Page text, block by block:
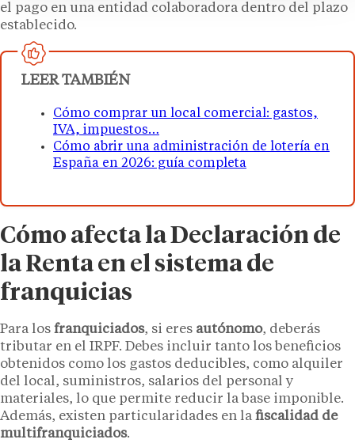
el pago en una entidad colaboradora dentro del plazo
establecido.
LEER TAMBIÉN
Cómo comprar un local comercial: gastos,
IVA, impuestos…
Cómo abrir una administración de lotería en
España en 2026: guía completa
Cómo afecta la Declaración de
la Renta en el sistema de
franquicias
Para los franquiciados, si eres autónomo, deberás
tributar en el IRPF. Debes incluir tanto los beneficios
obtenidos como los gastos deducibles, como alquiler
del local, suministros, salarios del personal y
materiales, lo que permite reducir la base imponible.
Además, existen particularidades en la fiscalidad de
multifranquiciados.